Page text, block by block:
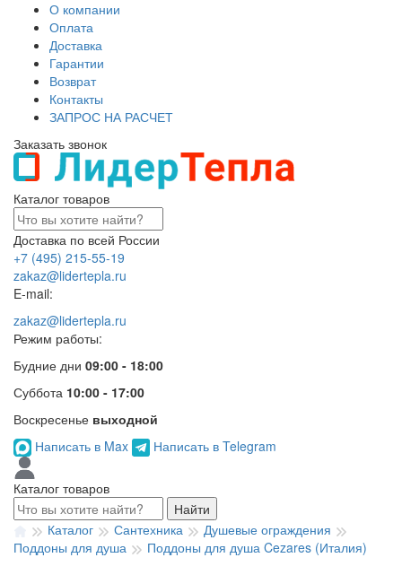
О компании
Оплата
Доставка
Гарантии
Возврат
Контакты
ЗАПРОС НА РАСЧЕТ
Заказать звонок
Каталог товаров
Доставка по всей России
+7 (495) 215-55-19
zakaz@lidertepla.ru
E-mail:
zakaz@lidertepla.ru
Режим работы:
Будние дни 09:00 - 18:00
Суббота 10:00 - 17:00
Воскресенье выходной
Написать в Max
Написать в Telegram
Каталог товаров
Найти
Каталог
Сантехника
Душевые ограждения
Поддоны для душа
Поддоны для душа Cezares (Италия)